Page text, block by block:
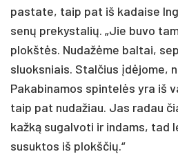
pastate, taip pat iš kadaise
senų prekystalių. „Jie buvo
plokštės. Nudažėme baltai,
sluoksniais. Stalčius įdėjome,
Pakabinamos spintelės yra iš
taip pat nudažiau. Jas radau
kažką sugalvoti ir indams, tad
susuktos iš plokščių.“